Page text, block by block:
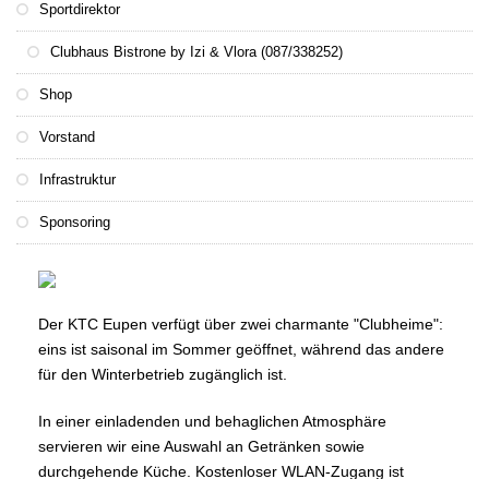
Sportdirektor
Clubhaus Bistrone by Izi & Vlora (087/338252)
Shop
Vorstand
Infrastruktur
Sponsoring
Der KTC Eupen verfügt über zwei charmante "Clubheime":
eins ist saisonal im Sommer geöffnet, während das andere
für den Winterbetrieb zugänglich ist.
In einer einladenden und behaglichen Atmosphäre
servieren wir eine Auswahl an Getränken sowie
durchgehende Küche. Kostenloser WLAN-Zugang ist